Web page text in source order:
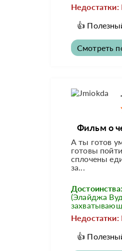
Недостатки:
👍
Смотреть
Фильм о
А ты готов
готовы
сплочены
за...
Достоинства:
(Элайджа
Недостатки:
👍